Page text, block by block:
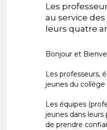
Les
au service
leurs quatre
Bonjour et
Les professeurs,
jeunes du
Les équipes
jeunes dans
de prendre